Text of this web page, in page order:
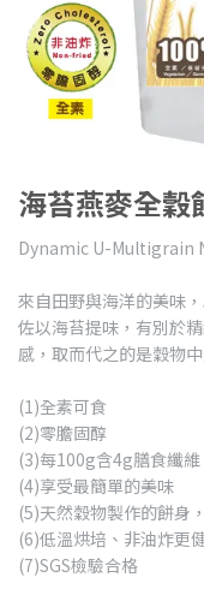
海苔燕麥全穀
Dynamic U-Multigrain
來自田野與海洋的美味
佐以海苔提味，有別於
感，取而代之的是穀物
(1)全素可食
(2)零膽固醇
(3)每100g含4g膳食纖
(4)享受最簡單的美味
(5)天然穀物製作的餅身
(6)低溫烘培、非油炸更
(7)SGS檢驗合格